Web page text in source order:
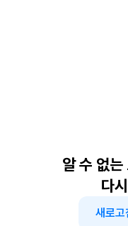
알 수 없
다
새로고